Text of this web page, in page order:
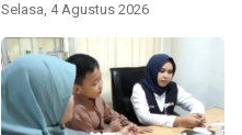
Selasa, 4 Agustus 2026